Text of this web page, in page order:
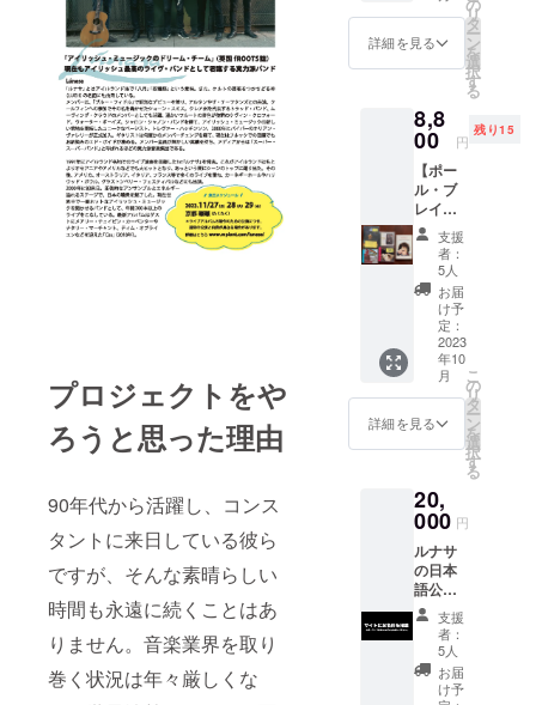
プロジェクトをや
ろうと思った理由
90年代から活躍し、コンス
タントに来日している彼ら
ですが、そんな素晴らしい
時間も永遠に続くことはあ
りません。音楽業界を取り
巻く状況は年々厳しくな
そし
て、こ
が、む
かーし
むかし
にリ
リース
した
ヴェー
センの
ベスト
盤。ラ
イナー
は茂木
健さん
と私の
対談形
式で
作って
爆笑も
の。CD
廃盤で
すが、
こちら
のブッ
クレッ
トのみ
CD製造
前の印
してい
ただい
てもOK
です
送先は
一箇所
になり
ます。
詳細を見る
リ
タ
ー
ン
を
選
択
す
る
8,8
00 円
残り15
【ポー
ル・ブ
レイ
ディ
セッ
ト】倉
庫から
見つけ
てきた
ポー
ル・ブ
レイ
ディの
在庫で
す。
CD『ア
ジー』
（２枚
組）、
『リバ
ティ・
テープ
ス』、
『フー
バ・
ドゥー
バ』そ
支援
者：
5人
お届
け予
定：
2023
年10
月
詳細を見る
こ
の
リ
タ
ー
ン
を
選
択
す
る
20,
000 円
ルナサ
の日本
語公式
サイト
（www.
mplant.
com/lun
asa)
支援
者：
5人
お届
け予